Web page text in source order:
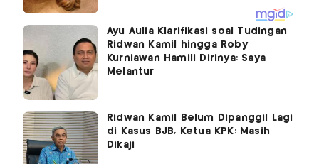
Ayu Aulia Klarifikasi soal Tudingan
Ridwan Kamil hingga Roby
Kurniawan Hamili Dirinya: Saya
Melantur
Ridwan Kamil Belum Dipanggil Lagi
di Kasus BJB, Ketua KPK: Masih
Dikaji